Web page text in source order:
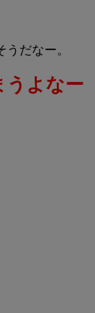
だなー。
うよなー